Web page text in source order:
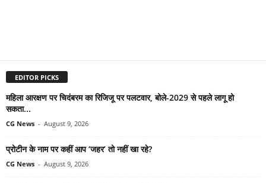
EDITOR PICKS
महिला आरक्षण पर चिदंबरम का रिजिजू पर पलटवार, बोले-2029 से पहले लागू हो
सकता...
CG News - August 9, 2026
प्रोटीन के नाम पर कहीं आप ‘जहर’ तो नहीं खा रहे?
CG News - August 9, 2026